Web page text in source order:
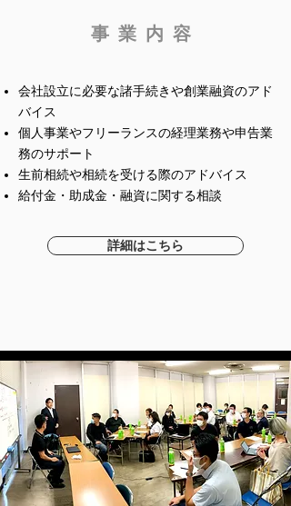
事業内容
会社設立に必要な諸手続きや創業融資のアド
バイス
個人事業やフリーランスの経理業務や申告業
務のサポート
生前相続や相続を受ける際のアドバイス
​給付金・助成金・融資に関する相談
詳細はこちら